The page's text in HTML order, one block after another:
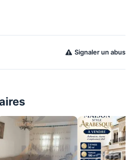
Signaler un abus